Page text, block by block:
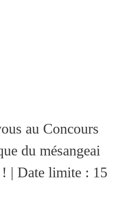
au Concours
du mésangeai
! | Date limite : 15